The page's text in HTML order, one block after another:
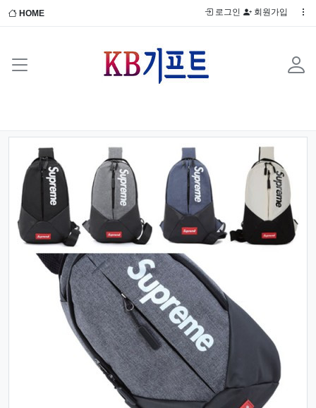
HOME 로그인 회원가입
Previous